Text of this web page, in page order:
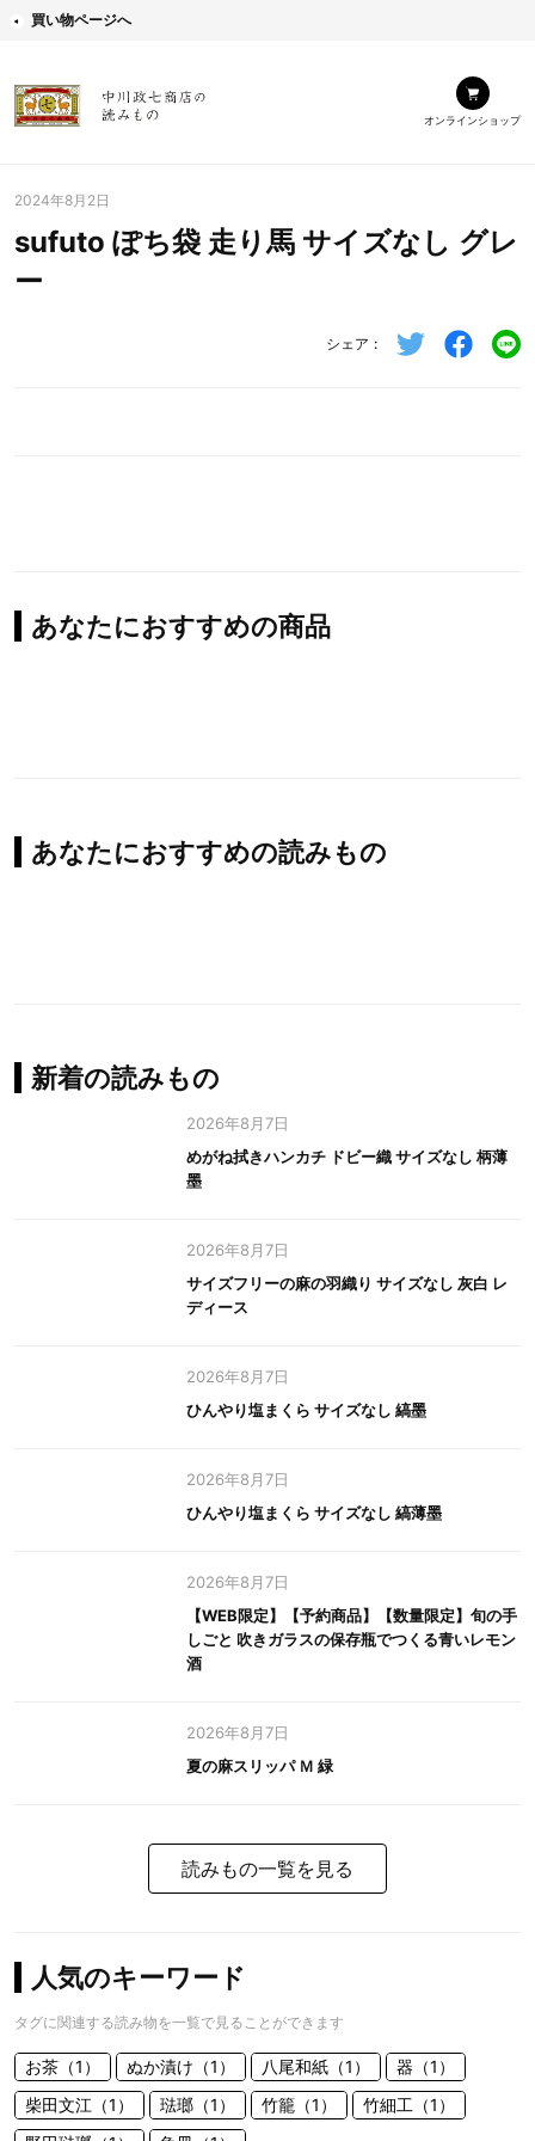
買い物ページへ
オンラインショップ
2024年8月2日
sufuto ぽち袋 走り馬 サイズなし グレ
ー
シェア
あなたにおすすめの商品
あなたにおすすめの読みもの
新着の読みもの
2026年8月7日
めがね拭きハンカチ ドビー織 サイズなし 柄薄
墨
2026年8月7日
サイズフリーの麻の羽織り サイズなし 灰白 レ
ディース
2026年8月7日
ひんやり塩まくら サイズなし 縞墨
2026年8月7日
ひんやり塩まくら サイズなし 縞薄墨
2026年8月7日
【WEB限定】【予約商品】【数量限定】旬の手
しごと 吹きガラスの保存瓶でつくる青いレモン
酒
2026年8月7日
夏の麻スリッパ Ｍ 緑
読みもの一覧を見る
人気のキーワード
タグに関連する読み物を一覧で見ることができます
お茶（1） ぬか漬け（1） 八尾和紙（1）
器（1）
柴田文江（1）
琺瑯（1） 竹籠（1）
竹細工（1）